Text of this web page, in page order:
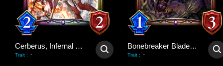
Cerberus, Infernal Hound
Trait : -
Bonebreaker Bladesman
Trait : -